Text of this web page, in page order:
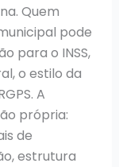
Quem
pode
para o INSS,
o estilo da
A
própria:
de
estrutura